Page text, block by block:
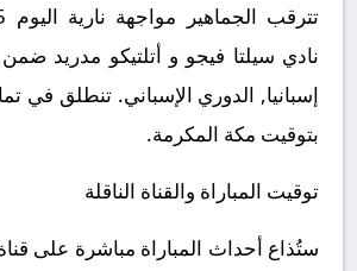
نادي سيلتا فيجو و أتلتيكو مدريد
إسبانيا, الدوري الإسباني.
بتوقيت مكة المكرمة.
توقيت المباراة والقناة الناقلة